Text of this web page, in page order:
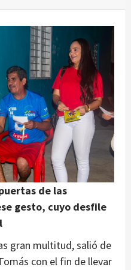
de las
gesto, cuyo desfile
gran multitud, salió de
con el fin de llevar